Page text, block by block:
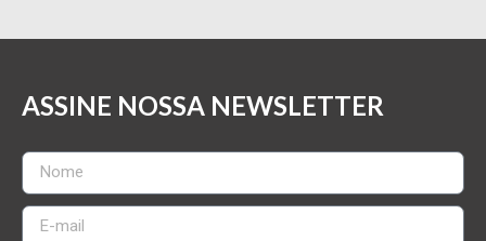
ASSINE NOSSA NEWSLETTER